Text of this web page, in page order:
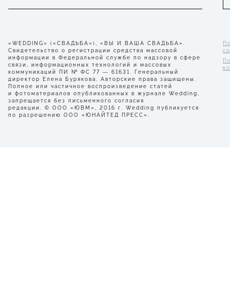
«WEDDING» («СВАДЬБА»), «ВЫ И ВАША СВАДЬБА».
Свидетельство о регистрации средства массовой
информации в Федеральной службе по надзору в сфере
связи, информационных технологий и массовых
коммуникаций ПИ № ФС 77 — 61631. Генеральный
директор Елена Бурякова. Авторские права защищены.
Полное или частичное воспроизведение статей
и фотоматериалов опубликованных в журнале Wedding,
запрещается без письменного согласия
редакции. © ООО «ЮВМ», 2016 г. Wedding публикуется
по разрешению ООО «ЮНАЙТЕД ПРЕСС».